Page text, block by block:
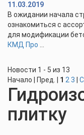
11.03.2019
В ожидании начала
ознакомиться с
для модификации
КМД Про
Новости 1 - 5 из 13
Начало | Пред. | 1 2 3
плитку